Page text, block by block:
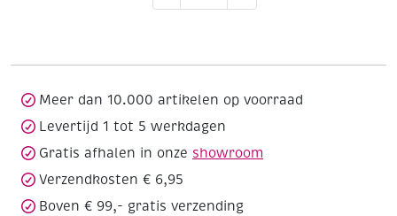
gram,
donkerblauw
Meer dan 10.000 artikelen op voorraad
Levertijd 1 tot 5 werkdagen
Gratis afhalen in onze showroom
Verzendkosten € 6,95
Boven € 99,- gratis verzending